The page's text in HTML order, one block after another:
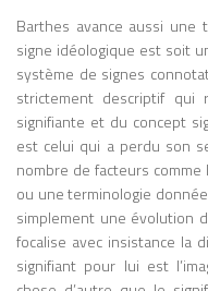
Barthes avance aussi
signe idéologique est soit
système de signes
strictement descriptif qui
signifiante et du concept
est celui qui a perdu son
nombre de facteurs
ou une terminologie
simplement une évolution
focalise avec insistance la
signifiant pour lui est